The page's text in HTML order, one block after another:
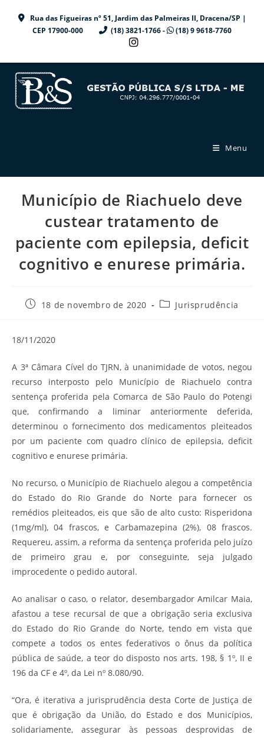
Rua das Figueiras nº 51, Jardim das Palmeiras II, Dracena/SP |
CEP 17900-000
(18) 3821-1766 - (18) 9 9618-7760
Menu
Município de Riachuelo deve
custear tratamento de
paciente com epilepsia, deficit
cognitivo e enurese primária.
Post18 de novembro de 2020
Categoria
Jurisprudência
18/11/2020
A 3ª Câmara Cível do TJRN, à unanimidade de votos, negou
recurso interposto pelo Município de Riachuelo contra
sentença proferida pela Comarca de São Paulo do Potengi
que, confirmando a liminar anteriormente deferida,
determinou o fornecimento dos medicamentos pleiteados
por um paciente com quadro clínico de epilepsia, deficit
cognitivo e enurese primária.
No recurso, o Município de Riachuelo alegou a competência
do Estado do Rio Grande do Norte para fornecer os
remédios pleiteados, eis que são de alto custo: Risperidona
(1mg/ml), 04 frascos, e Carbamazepina (2%), 08 frascos.
Requereu, assim, a reforma da sentença proferida pelo juízo
de primeiro grau e, por conseguinte, seja julgado
improcedente o pedido autoral.
Ao analisar o caso, o relator, desembargador Amilcar Maia,
afastou a tese recursal de que a obrigação seria exclusiva
do Estado do Rio Grande do Norte, tendo em vista que
compete a todos os entes federativos o ônus da política
pública de saúde, a teor do disposto nos arts. 198, § 1º, II e
196 da CF e 4º, da Lei nº 8.080/90.
“Ora, é iterativa a jurisprudência desta Corte de Justiça de
que é obrigação da União, do Estado e dos Municípios,
solidariamente, assegurar às pessoas desprovidas de